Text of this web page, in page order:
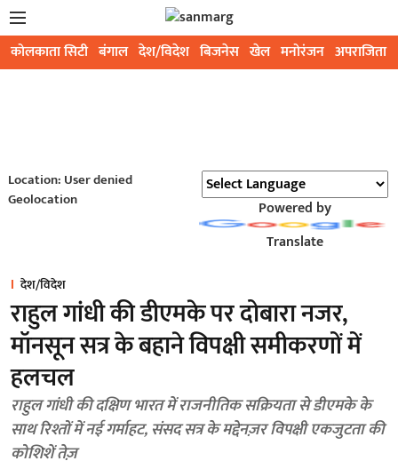
कोलकाता सिटी बंगाल देश/विदेश बिजनेस खेल मनोरंजन अपराजिता
Location: User denied
Geolocation
Powered by
Translate
देश/विदेश
राहुल गांधी की डीएमके पर दोबारा नजर,
मॉनसून सत्र के बहाने विपक्षी समीकरणों में
हलचल
राहुल गांधी की दक्षिण भारत में राजनीतिक सक्रियता से डीएमके के
साथ रिश्तों में नई गर्माहट, संसद सत्र के मद्देनज़र विपक्षी एकजुटता की
कोशिशें तेज़